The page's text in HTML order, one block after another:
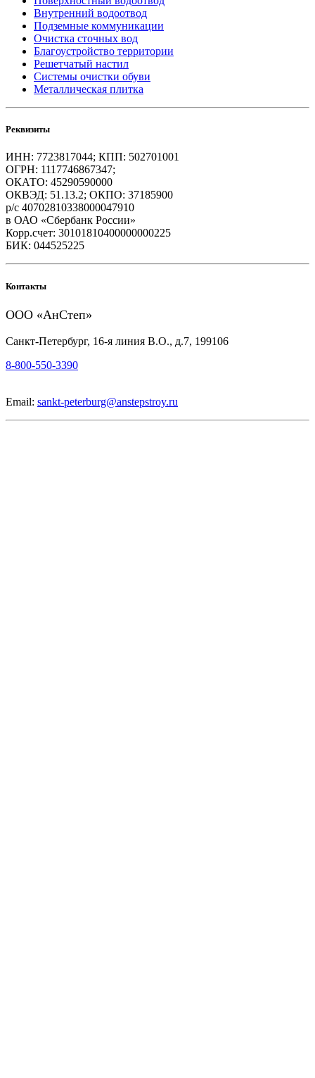
Внутренний водоотвод
Подземные коммуникации
Очистка сточных вод
Благоустройство территории
Решетчатый настил
Системы очистки обуви
Металлическая плитка
Реквизиты
ИНН: 7723817044; КПП: 502701001
ОГРН: 1117746867347;
ОКАТО: 45290590000
ОКВЭД: 51.13.2; ОКПО: 37185900
р/с 40702810338000047910
в ОАО «Сбербанк России»
Корр.счет: 30101810400000000225
БИК: 044525225
Контакты
ООО «АнСтеп»
Санкт-Петербург, 16-я линия В.О., д.7, 199106
8-800-550-3390
Email: sankt-peterburg@anstepstroy.ru